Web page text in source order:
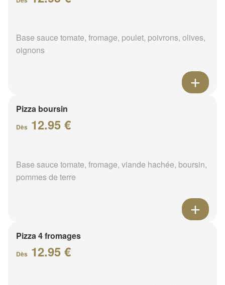
Base sauce tomate, fromage, poulet, poivrons, olives,
oignons
Pizza boursin
Dès 12.95 €
Base sauce tomate, fromage, viande hachée, boursin,
pommes de terre
Pizza 4 fromages
Dès 12.95 €